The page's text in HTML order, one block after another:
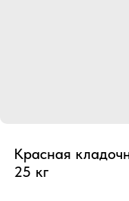
Красная
25 кг